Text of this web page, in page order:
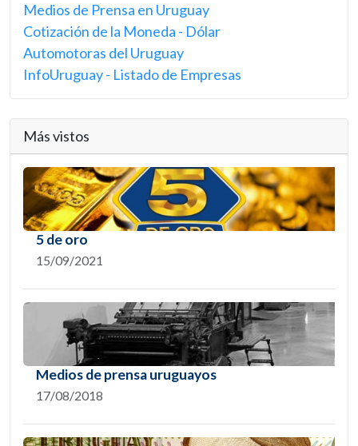
Medios de Prensa en Uruguay
Cotización de la Moneda - Dólar
Automotoras del Uruguay
InfoUruguay - Listado de Empresas
Más vistos
5 de oro
15/09/2021
Medios de prensa uruguayos
17/08/2018